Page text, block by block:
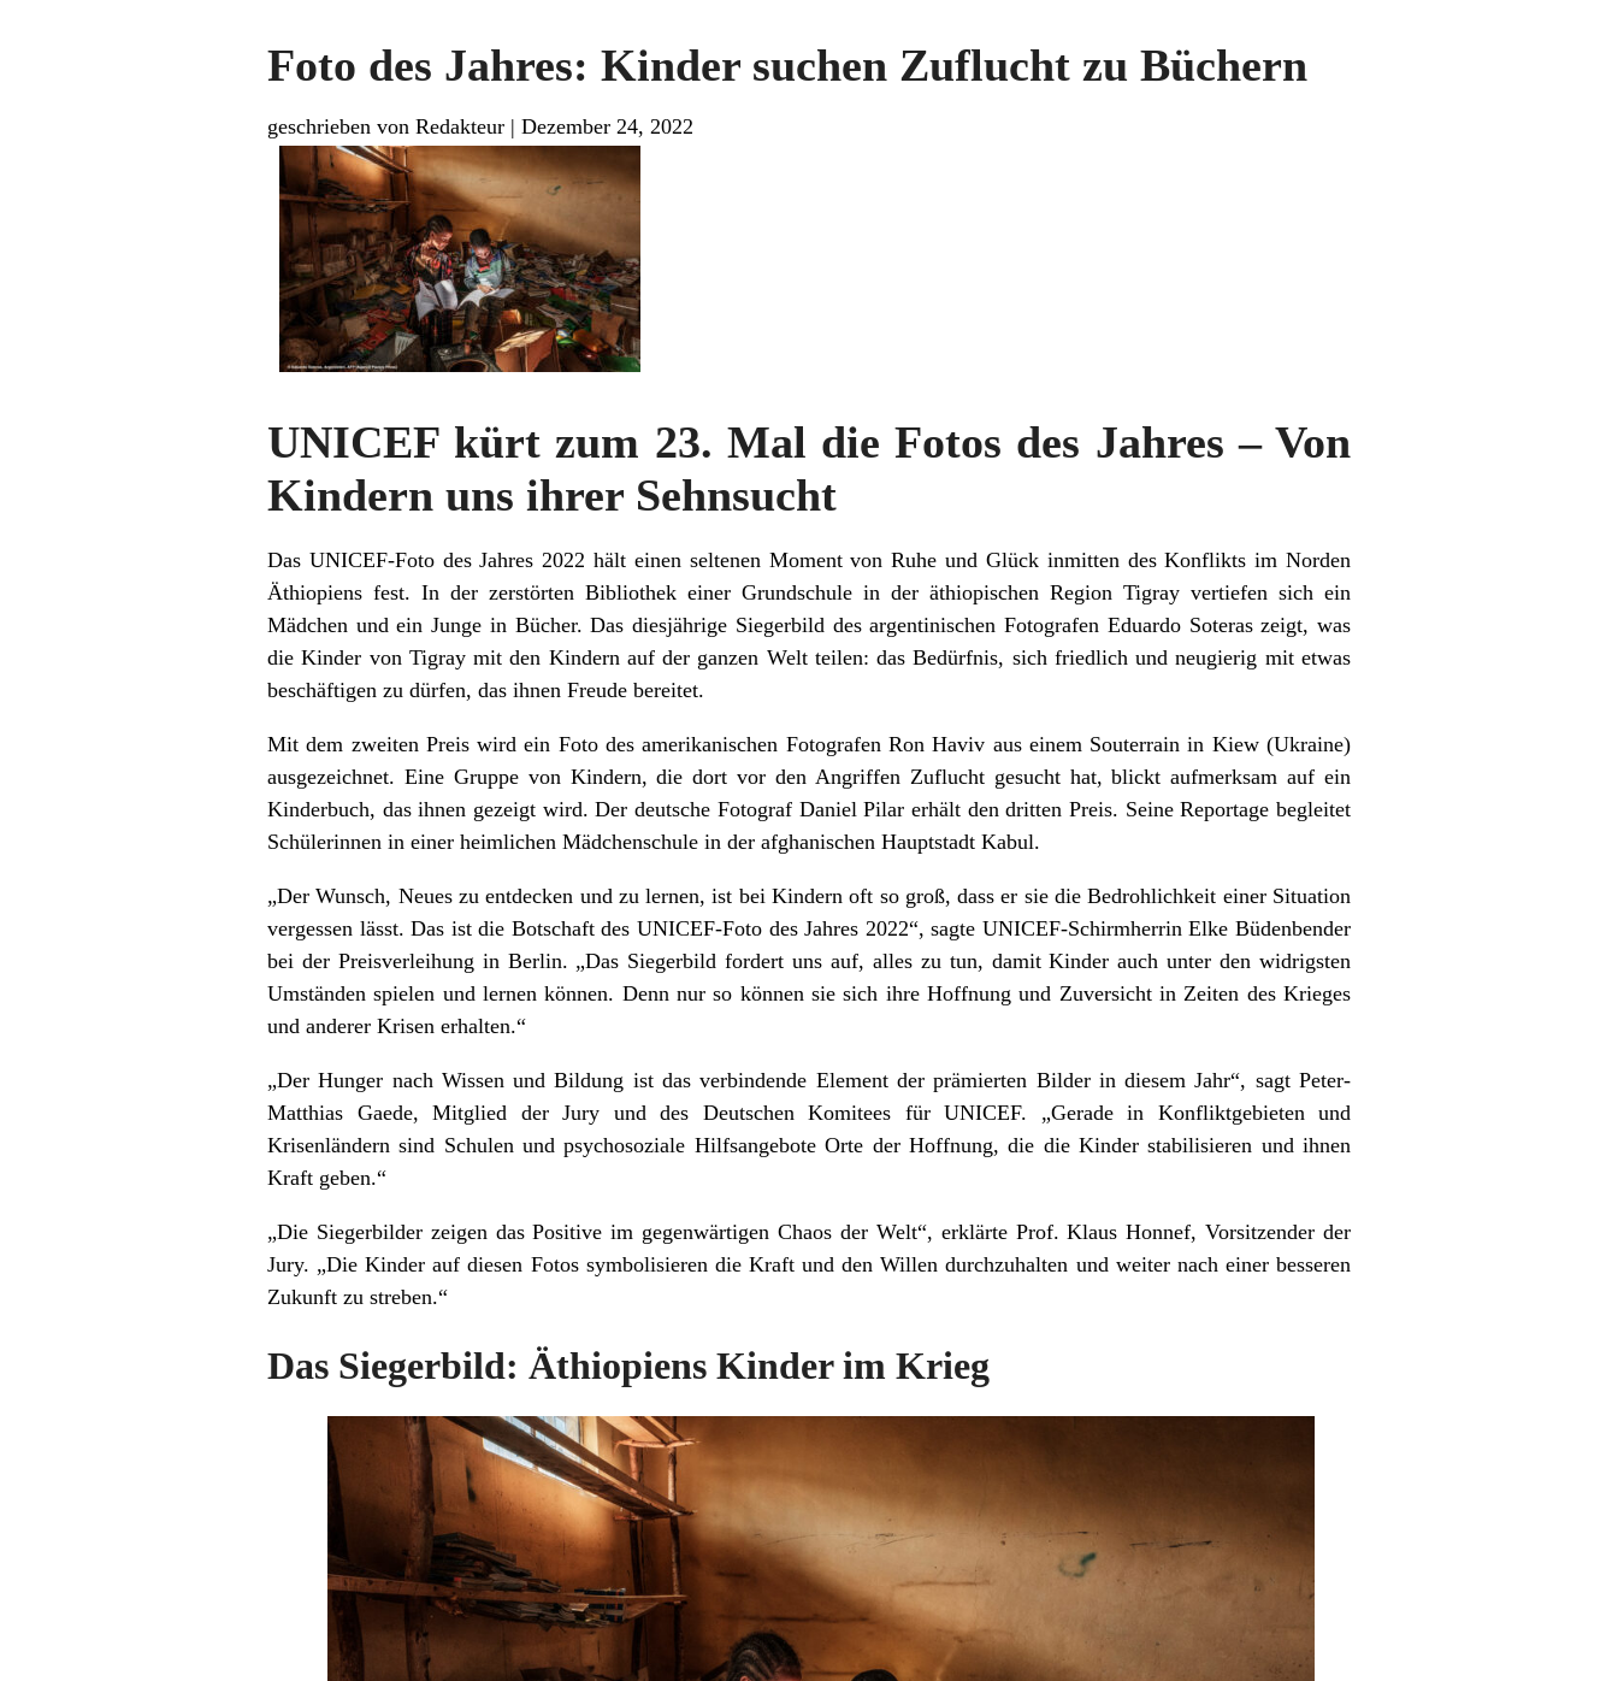
Foto des Jahres: Kinder suchen Zuflucht zu Büchern
geschrieben von Redakteur | Dezember 24, 2022
UNICEF kürt zum 23. Mal die Fotos des Jahres – Von
Kindern uns ihrer Sehnsucht
Das UNICEF-Foto des Jahres 2022 hält einen seltenen Moment von Ruhe und Glück inmitten des Konflikts im Norden
Äthiopiens fest. In der zerstörten Bibliothek einer Grundschule in der äthiopischen Region Tigray vertiefen sich ein
Mädchen und ein Junge in Bücher. Das diesjährige Siegerbild des argentinischen Fotografen Eduardo Soteras zeigt, was
die Kinder von Tigray mit den Kindern auf der ganzen Welt teilen: das Bedürfnis, sich friedlich und neugierig mit etwas
beschäftigen zu dürfen, das ihnen Freude bereitet.
Mit dem zweiten Preis wird ein Foto des amerikanischen Fotografen Ron Haviv aus einem Souterrain in Kiew (Ukraine)
ausgezeichnet. Eine Gruppe von Kindern, die dort vor den Angriffen Zuflucht gesucht hat, blickt aufmerksam auf ein
Kinderbuch, das ihnen gezeigt wird. Der deutsche Fotograf Daniel Pilar erhält den dritten Preis. Seine Reportage begleitet
Schülerinnen in einer heimlichen Mädchenschule in der afghanischen Hauptstadt Kabul.
„Der Wunsch, Neues zu entdecken und zu lernen, ist bei Kindern oft so groß, dass er sie die Bedrohlichkeit einer Situation
vergessen lässt. Das ist die Botschaft des UNICEF-Foto des Jahres 2022“, sagte UNICEF-Schirmherrin Elke Büdenbender
bei der Preisverleihung in Berlin. „Das Siegerbild fordert uns auf, alles zu tun, damit Kinder auch unter den widrigsten
Umständen spielen und lernen können. Denn nur so können sie sich ihre Hoffnung und Zuversicht in Zeiten des Krieges
und anderer Krisen erhalten.“
„Der Hunger nach Wissen und Bildung ist das verbindende Element der prämierten Bilder in diesem Jahr“, sagt Peter-
Matthias Gaede, Mitglied der Jury und des Deutschen Komitees für UNICEF. „Gerade in Konfliktgebieten und
Krisenländern sind Schulen und psychosoziale Hilfsangebote Orte der Hoffnung, die die Kinder stabilisieren und ihnen
Kraft geben.“
„Die Siegerbilder zeigen das Positive im gegenwärtigen Chaos der Welt“, erklärte Prof. Klaus Honnef, Vorsitzender der
Jury. „Die Kinder auf diesen Fotos symbolisieren die Kraft und den Willen durchzuhalten und weiter nach einer besseren
Zukunft zu streben.“
Das Siegerbild: Äthiopiens Kinder im Krieg